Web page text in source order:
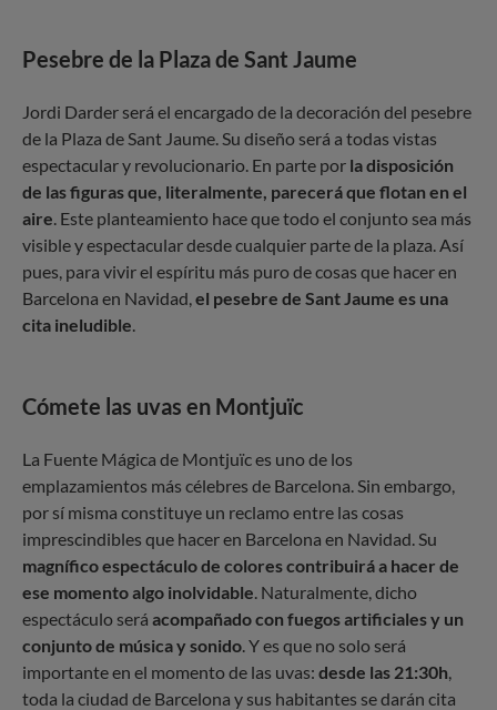
Pesebre de la Plaza de Sant Jaume
Jordi Darder será el encargado de la decoración del pesebre
de la Plaza de Sant Jaume. Su diseño será a todas vistas
espectacular y revolucionario. En parte por la disposición
de las figuras que, literalmente, parecerá que flotan en el
aire . Este planteamiento hace que todo el conjunto sea más
visible y espectacular desde cualquier parte de la plaza. Así
pues, para vivir el espíritu más puro de cosas que hacer en
Barcelona en Navidad, el pesebre de Sant Jaume es una
cita ineludible
Cómete las uvas en Montjuïc
La Fuente Mágica de Montjuïc es uno de los
emplazamientos más célebres de Barcelona. Sin embargo,
por sí misma constituye un reclamo entre las cosas
imprescindibles que hacer en Barcelona en Navidad. Su
magnífico espectáculo de colores contribuirá a hacer de
ese momento algo inolvidable . Naturalmente, dicho
espectáculo será acompañado con fuegos artificiales y un
conjunto de música y sonido . Y es que no solo será
importante en el momento de las uvas: desde las 21:30h
toda la ciudad de Barcelona y sus habitantes se darán cita